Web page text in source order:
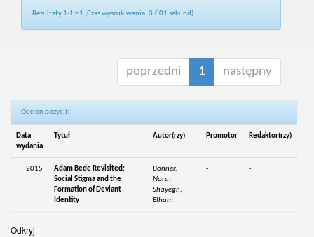
Rezultaty 1-1 z 1 (Czas wyszukiwania: 0.001 sekund).
poprzedni 1 następny
Odsłon pozycji:
Data
wydania
Tytuł Autor(rzy) Promotor Redaktor(rzy)
2015
Adam Bede Revisited:
Social Stigma and the
Formation of Deviant
Identity
Bonner,
Nora;
Shayegh,
Elham
- -
Odkryj